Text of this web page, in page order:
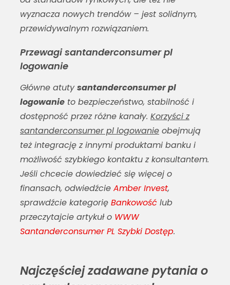
wyznacza nowych trendów – jest solidnym,
przewidywalnym rozwiązaniem.
Przewagi santanderconsumer pl
logowanie
Główne atutysantanderconsumer pl
logowanieto bezpieczeństwo, stabilność i
dostępność przez różne kanały. Korzyści z
santanderconsumer pl logowanieobejmują
też integrację z innymi produktami banku i
możliwość szybkiego kontaktu z konsultantem.
Jeśli chcecie dowiedzieć się więcej o
finansach, odwiedźcie Amber Invest,
sprawdźcie kategorię Bankowośćlub
przeczytajcie artykuł o WWW
Santanderconsumer PL Szybki Dostęp.
Najczęściej zadawane pytania o